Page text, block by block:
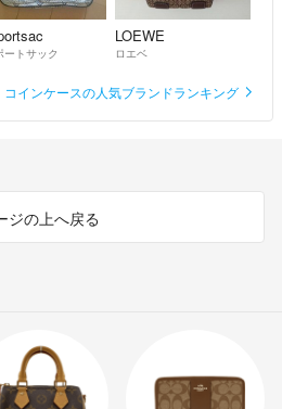
ートサック
LOEWE
ロエベ
コインケースの人気ブランドランキング
ジの上へ戻る